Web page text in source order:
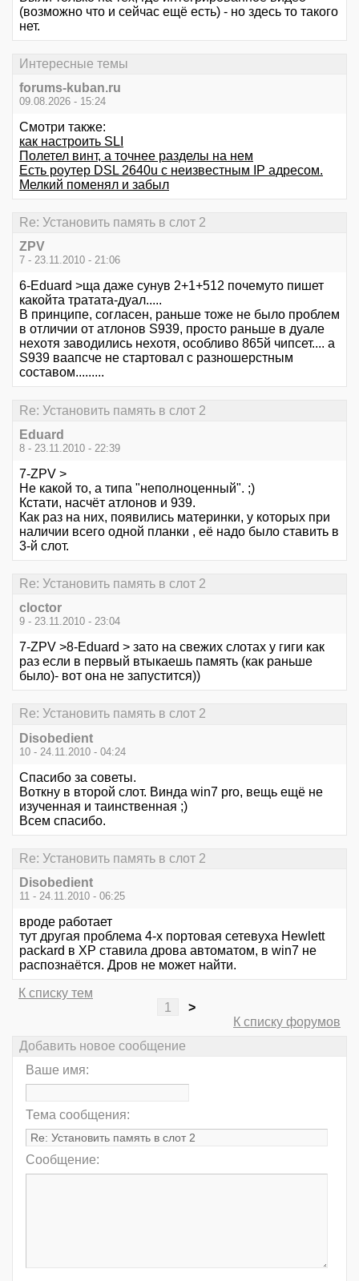
(возможно что и сейчас ещё есть) - но здесь то такого
нет.
Интересные темы
forums-kuban.ru
09.08.2026 - 15:24
Смотри также:
как настроить SLI
Полетел винт, а точнее разделы на нем
Есть роутер DSL 2640u с неизвестным IP адресом.
Мелкий поменял и забыл
Re: Установить память в слот 2
ZPV
7 - 23.11.2010 - 21:06
6-Eduard >ща даже сунув 2+1+512 почемуто пишет
какойта тратата-дуал.....
В принципе, согласен, раньше тоже не было проблем
в отличии от атлонов S939, просто раньше в дуале
нехотя заводились нехотя, особливо 865й чипсет.... а
S939 ваапсче не стартовал с разношерстным
составом.........
Re: Установить память в слот 2
Eduard
8 - 23.11.2010 - 22:39
7-ZPV >
Не какой то, а типа "неполноценный". ;)
Кстати, насчёт атлонов и 939.
Как раз на них, появились материнки, у которых при
наличии всего одной планки , её надо было ставить в
3-й слот.
Re: Установить память в слот 2
cloctor
9 - 23.11.2010 - 23:04
7-ZPV >8-Eduard > зато на свежих слотах у гиги как
раз если в первый втыкаешь память (как раньше
было)- вот она не запустится))
Re: Установить память в слот 2
Disobedient
10 - 24.11.2010 - 04:24
Спасибо за советы.
Воткну в второй слот. Винда win7 pro, вещь ещё не
изученная и таинственная ;)
Всем спасибо.
Re: Установить память в слот 2
Disobedient
11 - 24.11.2010 - 06:25
вроде работает
тут другая проблема 4-х портовая сетевуха Hewlett
packard в XP ставила дрова автоматом, в win7 не
распознаётся. Дров не может найти.
К списку тем
1
>
К списку форумов
Добавить новое сообщение
Ваше имя:
Тема сообщения:
Сообщение: